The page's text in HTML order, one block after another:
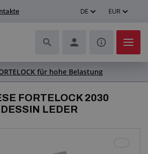
DE EUR
Komplettierung
von Dichtungen
für hohe Belastung
FORTELOCK 2030
LEDER